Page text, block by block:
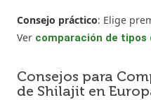
Consejo práctico: Elige
Ver comparación de tipos
Consejos para
de Shilajit en